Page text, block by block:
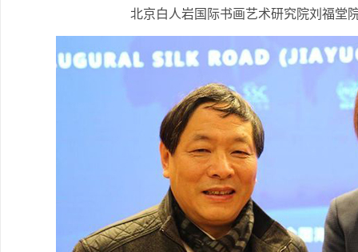
北京白人岩国际书画艺术研究院刘福堂